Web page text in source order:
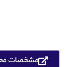
مشخصات